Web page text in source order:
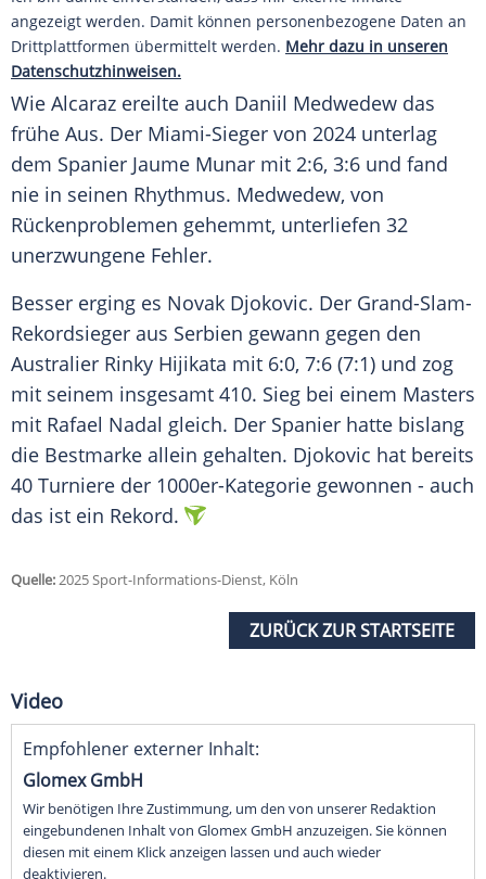
angezeigt werden. Damit können personenbezogene Daten an
Drittplattformen übermittelt werden. Mehr dazu in unseren
Datenschutzhinweisen.
Wie Alcaraz ereilte auch Daniil Medwedew das
frühe Aus. Der Miami-Sieger von 2024 unterlag
dem Spanier Jaume Munar mit 2:6, 3:6 und fand
nie in seinen Rhythmus. Medwedew, von
Rückenproblemen gehemmt, unterliefen 32
unerzwungene Fehler.
Besser erging es Novak Djokovic. Der Grand-Slam-
Rekordsieger aus Serbien gewann gegen den
Australier Rinky Hijikata mit 6:0, 7:6 (7:1) und zog
mit seinem insgesamt 410. Sieg bei einem Masters
mit Rafael Nadal gleich. Der Spanier hatte bislang
die Bestmarke allein gehalten. Djokovic hat bereits
40 Turniere der 1000er-Kategorie gewonnen - auch
das ist ein Rekord.
Quelle:2025 Sport-Informations-Dienst, Köln
ZURÜCK ZUR STARTSEITE
Video
Empfohlener externer Inhalt:
Glomex GmbH
Wir benötigen Ihre Zustimmung, um den von unserer Redaktion
eingebundenen Inhalt von Glomex GmbH anzuzeigen. Sie können
diesen mit einem Klick anzeigen lassen und auch wieder
deaktivieren.